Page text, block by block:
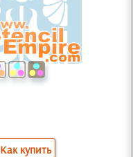
Как купить